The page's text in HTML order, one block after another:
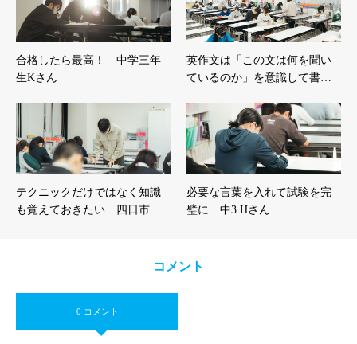
合格したら最高！ 中学三年
生Kさん
英作文は「この文は何を聞い
ているのか」を意識して書…
テクニックだけではなく知識
も覚えておきたい 四日市…
必要な言葉を入れて試験を完
璧に 中3 Hさん
コメント
0 コメント